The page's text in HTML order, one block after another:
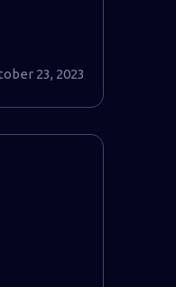
23, 2023